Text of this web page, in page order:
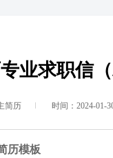
业求职信
简历 时间：2024-01-
历模板